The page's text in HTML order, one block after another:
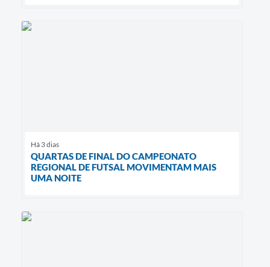
Há 3 dias
QUARTAS DE FINAL DO CAMPEONATO
REGIONAL DE FUTSAL MOVIMENTAM MAIS
UMA NOITE